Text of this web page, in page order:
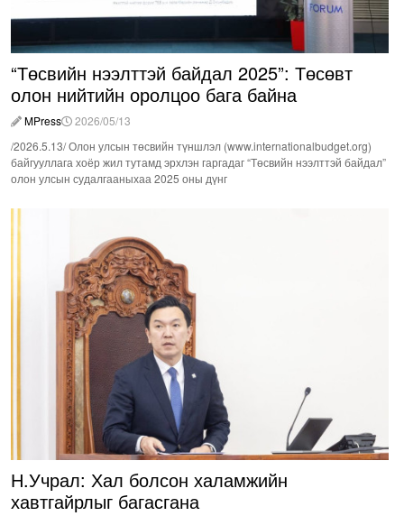
“Төсвийн нээлттэй байдал 2025”: Төсөвт
олон нийтийн оролцоо бага байна
MPress
2026/05/13
/2026.5.13/ Олон улсын төсвийн түншлэл (www.internationalbudget.org)
байгууллага хоёр жил тутамд эрхлэн гаргадаг “Төсвийн нээлттэй байдал”
олон улсын судалгааныхаа 2025 оны дүнг
Н.Учрал: Хал болсон халамжийн
хавтгайрлыг багасгана